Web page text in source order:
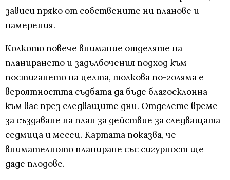
зависи пряко от собствените ни планове и
намерения.
Колкото повече внимание отделяте на
планирането и задълбочения подход към
постигането на целта, толкова по-голяма е
вероятността съдбата да бъде благосклонна
към вас през следващите дни. Отделете време
за създаване на план за действие за следващата
седмица и месец. Картата показва, че
внимателното планиране със сигурност ще
даде плодове.